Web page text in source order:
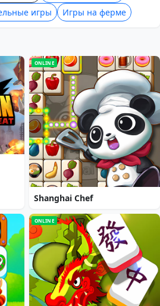
игры Игры на ферме
ONLINE
Shanghai Chef
ONLINE